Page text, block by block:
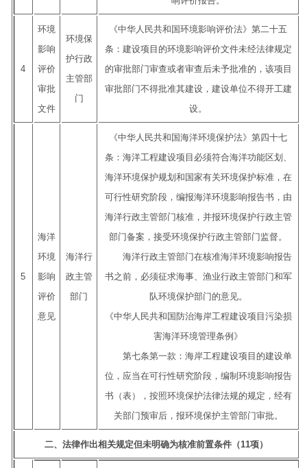
4
环境
影响
评价
审批
文件
环境保
护行政
主管部
门
《中华人民共和国环境影响评价法》第二十五
条：建设项目的环境影响评价文件未经法律规定
的审批部门审查或者审查后未予批准的，该项目
审批部门不得批准其建设，建设单位不得开工建
设。
5
海洋
环境
影响
评价
意见
海洋行
政主管
部门
《中华人民共和国海洋环境保护法》第四十七
条：海洋工程建设项目必须符合海洋功能区划、
海洋环境保护规划和国家有关环境保护标准，在
可行性研究阶段，编报海洋环境影响报告书，由
海洋行政主管部门核准，并报环境保护行政主管
部门备案，接受环境保护行政主管部门监督。
海洋行政主管部门在核准海洋环境影响报告
书之前，必须征求海事、渔业行政主管部门和军
队环境保护部门的意见。
《中华人民共和国防治海岸工程建设项目污染损
害海洋环境管理条例》
第七条第一款：海岸工程建设项目的建设单
位，应当在可行性研究阶段，编制环境影响报告
书（表），按照环境保护法律法规的规定，经有
关部门预审后，报环境保护主管部门审批。
二、法律作出相关规定但未明确为核准前置条件（11项）